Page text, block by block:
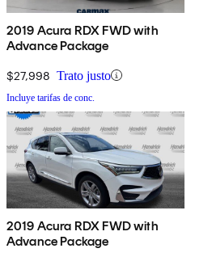
2019 Acura RDX FWD with
Advance Package
$27,998 Trato justo
Incluye tarifas de conc.
2019 Acura RDX FWD with
Advance Package